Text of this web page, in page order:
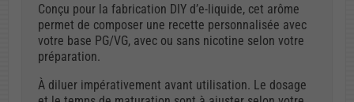
Conçu pour la fabrication DIY d’e-liquide, cet arôme
permet de composer une recette personnalisée avec
votre base PG/VG, avec ou sans nicotine selon votre
préparation.
À diluer impérativement avant utilisation. Le dosage